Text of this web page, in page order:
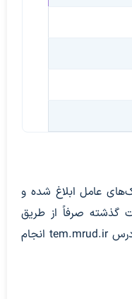
عامل ابلاغ شده و
گذشته صرفاً از طریق
سامانه طرح‌های حمایتی مسکن به آدرس tem.mrud.ir انجام